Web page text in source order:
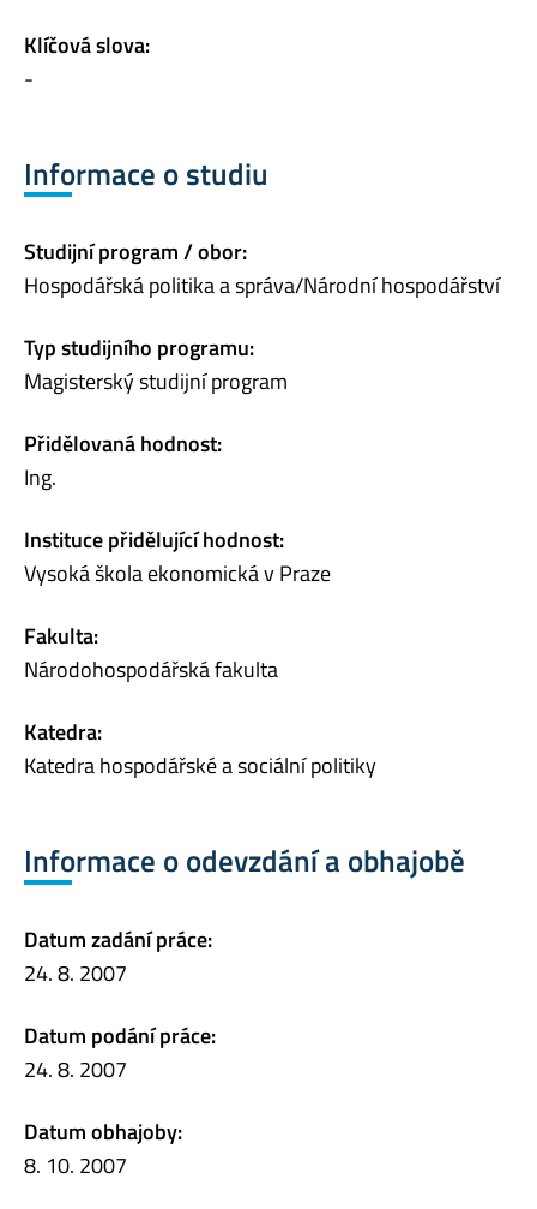
Klíčová slova:
-
Informace o studiu
Studijní program / obor:
Hospodářská politika a správa/Národní hospodářství
Typ studijního programu:
Magisterský studijní program
Přidělovaná hodnost:
Ing.
Instituce přidělující hodnost:
Vysoká škola ekonomická v Praze
Fakulta:
Národohospodářská fakulta
Katedra:
Katedra hospodářské a sociální politiky
Informace o odevzdání a obhajobě
Datum zadání práce:
24. 8. 2007
Datum podání práce:
24. 8. 2007
Datum obhajoby:
8. 10. 2007